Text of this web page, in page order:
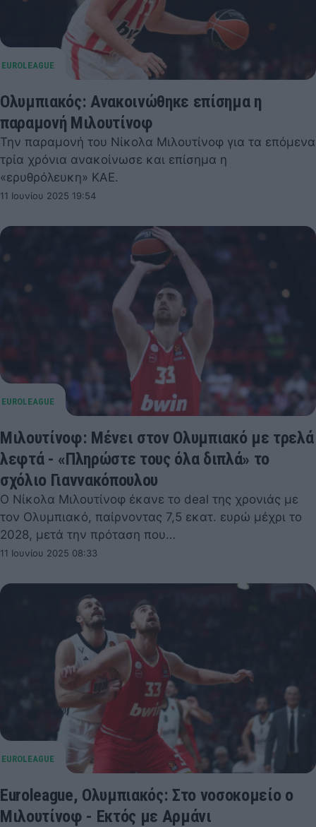
Ολυμπιακός: Ανακοινώθηκε επίσημα η
παραμονή Μιλουτίνοφ
Την παραμονή του Νίκολα Μιλουτίνοφ για τα επόμενα
τρία χρόνια ανακοίνωσε και επίσημα η
«ερυθρόλευκη» ΚΑΕ.
11 Ιουνίου 2025 19:54
Μιλουτίνοφ: Μένει στον Ολυμπιακό με τρελά
λεφτά - «Πληρώστε τους όλα διπλά» το
σχόλιο Γιαννακόπουλου
Ο Νίκολα Μιλουτίνοφ έκανε το deal της χρονιάς με
τον Ολυμπιακό, παίρνοντας 7,5 εκατ. ευρώ μέχρι το
2028, μετά την πρόταση που…
11 Ιουνίου 2025 08:33
Euroleague, Ολυμπιακός: Στο νοσοκομείο ο
Μιλουτίνοφ - Εκτός με Αρμάνι